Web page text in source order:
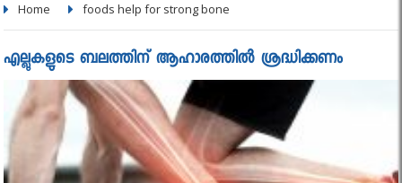
Home foods help for strong bone
എല്ലുകളുടെ ബലത്തിന് ആഹാരത്തില്‍ ശ്രദ്ധിക്കണം